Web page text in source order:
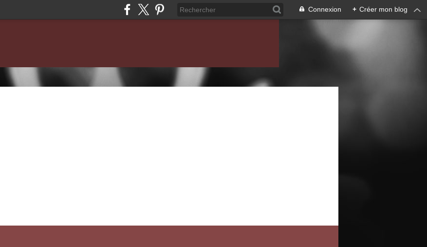
Connexion + Créer mon blog